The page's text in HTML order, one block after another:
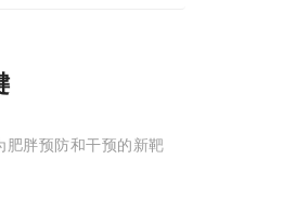
肥胖预防和干预的新靶